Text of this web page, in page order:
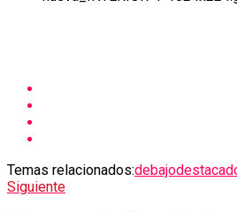
Temas relacionados:debajo
Siguiente